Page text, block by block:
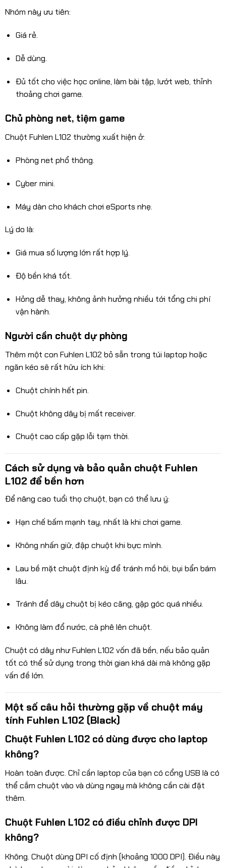
Nhóm này ưu tiên:
Giá rẻ.
Dễ dùng.
Đủ tốt cho việc học online, làm bài tập, lướt web, thỉnh
thoảng chơi game.
Chủ phòng net, tiệm game
Chuột Fuhlen L102 thường xuất hiện ở:
Phòng net phổ thông.
Cyber mini.
Máy dàn cho khách chơi eSports nhẹ.
Lý do là:
Giá mua số lượng lớn rất hợp lý.
Độ bền khá tốt.
Hỏng dễ thay, không ảnh hưởng nhiều tới tổng chi phí
vận hành.
Người cần chuột dự phòng
Thêm một con Fuhlen L102 bỏ sẵn trong túi laptop hoặc
ngăn kéo sẽ rất hữu ích khi:
Chuột chính hết pin.
Chuột không dây bị mất receiver.
Chuột cao cấp gặp lỗi tạm thời.
Cách sử dụng và bảo quản chuột Fuhlen
L102 để bền hơn
Để nâng cao tuổi thọ chuột, bạn có thể lưu ý:
Hạn chế bấm mạnh tay, nhất là khi chơi game.
Không nhấn giữ, đập chuột khi bực mình.
Lau bề mặt chuột định kỳ để tránh mồ hôi, bụi bẩn bám
lâu.
Tránh để dây chuột bị kéo căng, gập góc quá nhiều.
Không làm đổ nước, cà phê lên chuột.
Chuột có dây như Fuhlen L102 vốn đã bền, nếu bảo quản
tốt có thể sử dụng trong thời gian khá dài mà không gặp
vấn đề lớn.
Một số câu hỏi thường gặp về chuột máy
tính Fuhlen L102 (Black)
Chuột Fuhlen L102 có dùng được cho laptop
không?
Hoàn toàn được. Chỉ cần laptop của bạn có cổng USB là có
thể cắm chuột vào và dùng ngay mà không cần cài đặt
thêm.
Chuột Fuhlen L102 có điều chỉnh được DPI
không?
Không. Chuột dùng DPI cố định (khoảng 1000 DPI). Điều này